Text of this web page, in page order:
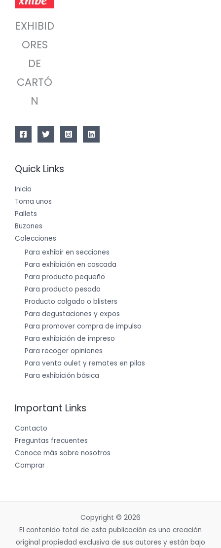
EXHIBID
ORES
DE
CARTÓ
N
Quick Links
Inicio
Toma unos
Pallets
Buzones
Colecciones
Para exhibir en secciones
Para exhibición en cascada
Para producto pequeño
Para producto pesado
Producto colgado o blisters
Para degustaciones y expos
Para promover compra de impulso
Para exhibición de impreso
Para recoger opiniones
Para venta oulet y remates en pilas
Para exhibición básica
Important Links
Contacto
Preguntas frecuentes
Conoce más sobre nosotros
Comprar
Copyright © 2026
El contenido total de esta publicación es una creación
original propiedad exclusiva de sus autores y están bajo